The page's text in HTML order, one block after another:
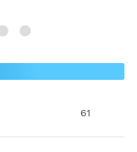
61